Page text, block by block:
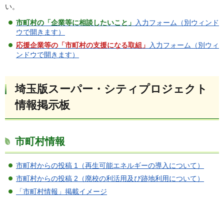
い。
市町村の「企業等に相談したいこと」
入力フォーム（別ウィンド
ウで開きます）
応援企業等の「市町村の支援になる取組」
入力フォーム（別ウィ
ンドウで開きます）
埼玉版スーパー・シティプロジェクト
情報掲示板
市町村情報
市町村からの投稿 1（再生可能エネルギーの導入について）
市町村からの投稿 2（廃校の利活用及び跡地利用について）
「市町村情報」掲載イメージ